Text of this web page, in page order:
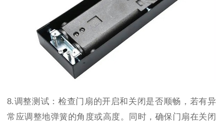
8.调整测试：检查门扇的开启和关闭是否顺畅，若有异
常应调整地弹簧的角度或高度。同时，确保门扇在关闭